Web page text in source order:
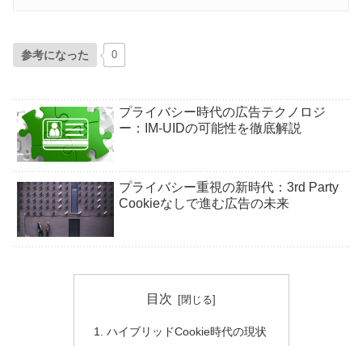
参考になった 0
プライバシー時代の広告テクノロジ
ー：IM-UIDの可能性を徹底解説
プライバシー重視の新時代：3rd Party
Cookieなしで進む広告の未来
目次
ハイブリッドCookie時代の現状